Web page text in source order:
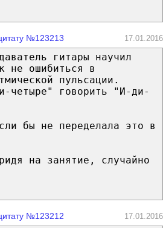
№123213 17.01.2016
гитары научил
не ошибиться в
пульсации.
четыре" говорить "И-ди-
бы не переделала это в
на занятие, случайно
№123212 17.01.2016